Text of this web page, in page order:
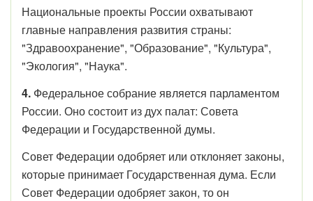
Национальные проекты России охватывают
главные направления развития страны:
"Здравоохранение", "Образование", "Культура",
"Экология", "Наука".
4. Федеральное собрание является парламентом
России. Оно состоит из дух палат: Совета
Федерации и Государственной думы.
Совет Федерации одобряет или отклоняет законы,
которые принимает Государственная дума. Если
Совет Федерации одобряет закон, то он